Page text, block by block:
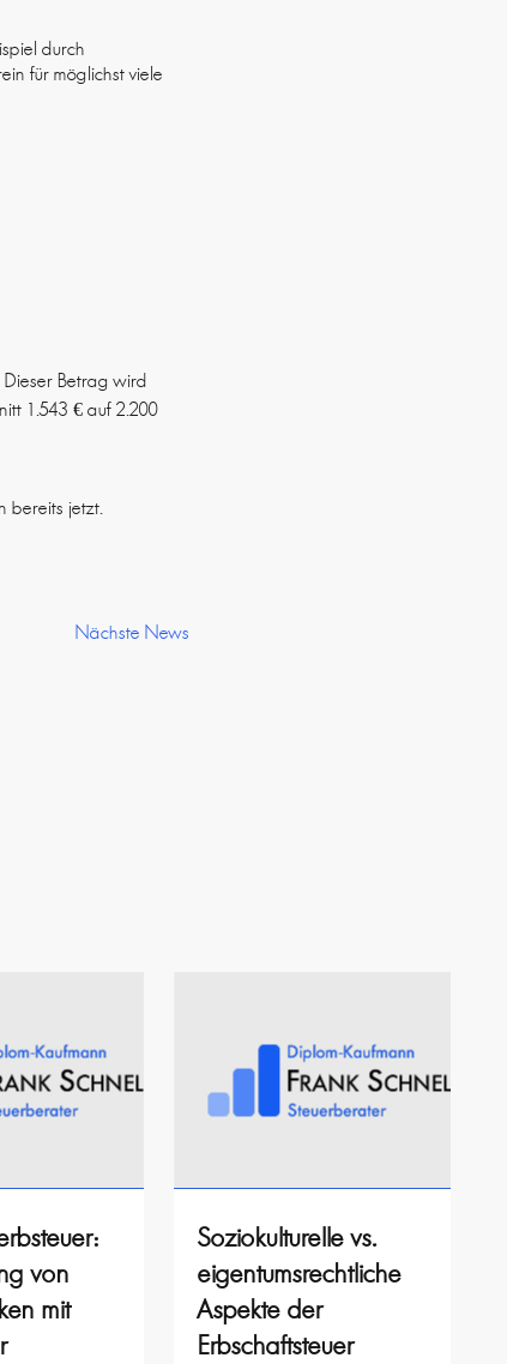
durch
für möglichst viele
Betrag wird
1.543 € auf 2.200
bereits jetzt.
Nächste News
von
mit
Soziokulturelle vs.
eigentumsrechtliche
Aspekte der
Erbschaftsteuer